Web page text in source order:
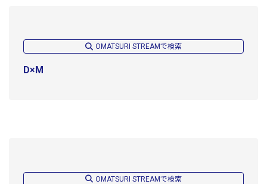
OMATSURI STREAMで検索
D×M
OMATSURI STREAMで検索